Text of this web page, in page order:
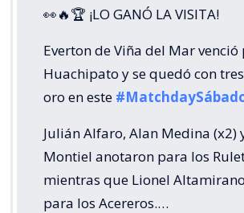
👀🔥🏆 ¡LO GANÓ LA VISITA!
Everton de Viña del Mar venció
Huachipato y se quedó con
oro en este
Julián Alfaro, Alan Medina (x2)
Montiel anotaron para los
mientras que Lionel
para los Acereros.…